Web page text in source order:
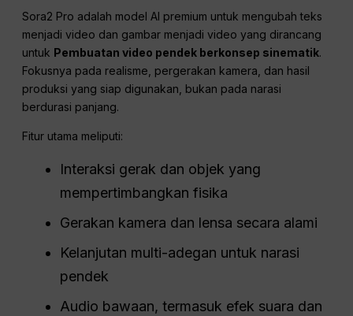
Sora2 Pro adalah model AI premium untuk mengubah teks
menjadi video dan gambar menjadi video yang dirancang
untuk Pembuatan video pendek berkonsep sinematik.
Fokusnya pada realisme, pergerakan kamera, dan hasil
produksi yang siap digunakan, bukan pada narasi
berdurasi panjang.
Fitur utama meliputi:
Interaksi gerak dan objek yang
mempertimbangkan fisika
Gerakan kamera dan lensa secara alami
Kelanjutan multi-adegan untuk narasi
pendek
Audio bawaan, termasuk efek suara dan